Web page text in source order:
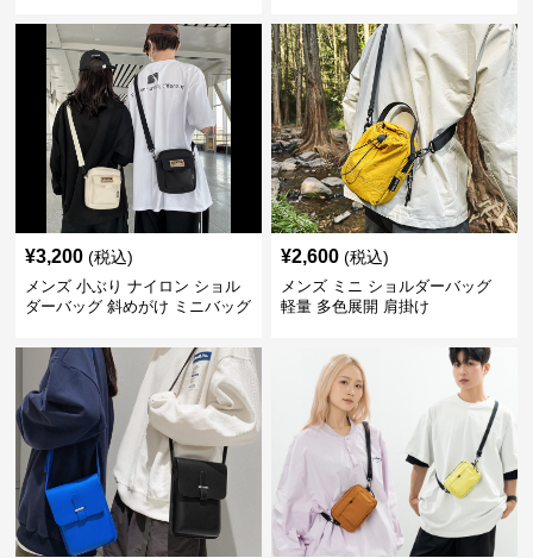
¥3,200 (税込)
メンズ 小ぶり ナイロン ショル
ダーバッグ 斜めがけ ミニバッグ
¥2,600 (税込)
メンズ ミニ ショルダーバッグ
軽量 多色展開 肩掛け